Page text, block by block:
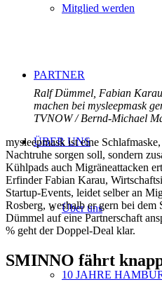
Mitglied werden
PARTNER
ÜBER UNS
Über uns
10 JAHRE
Ralf Dümmel, Fabian
machen bei mysleepmask
TVNOW / Bernd-Michael
mysleepmask ist eine
Nachtruhe sorgen soll, sondern
Kühlpads auch Migräneattacken
Erfinder Fabian Karau,
Startup-Events, leidet selber an
Rosberg, weshalb er gern bei dem
Dümmel auf eine Partnerschaft
% geht der Doppel-Deal klar.
SMINNO fährt